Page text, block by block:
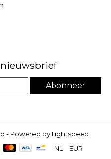
Abonneer
- Powered by Lightspeed
NL
EUR